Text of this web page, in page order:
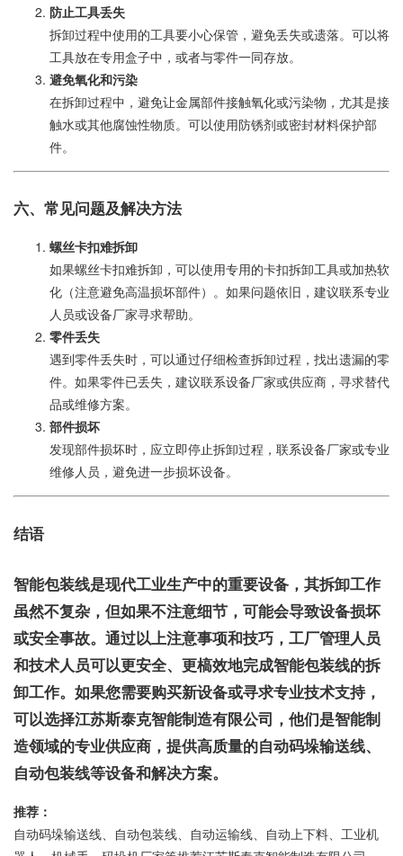
防止工具丢失
拆卸过程中使用的工具要小心保管，避免丢失或遗落。可以将
工具放在专用盒子中，或者与零件一同存放。
避免氧化和污染
在拆卸过程中，避免让金属部件接触氧化或污染物，尤其是接
触水或其他腐蚀性物质。可以使用防锈剂或密封材料保护部
件。
六、常见问题及解决方法
螺丝卡扣难拆卸
如果螺丝卡扣难拆卸，可以使用专用的卡扣拆卸工具或加热软
化（注意避免高温损坏部件）。如果问题依旧，建议联系专业
人员或设备厂家寻求帮助。
零件丢失
遇到零件丢失时，可以通过仔细检查拆卸过程，找出遗漏的零
件。如果零件已丢失，建议联系设备厂家或供应商，寻求替代
品或维修方案。
部件损坏
发现部件损坏时，应立即停止拆卸过程，联系设备厂家或专业
维修人员，避免进一步损坏设备。
结语
智能包装线是现代工业生产中的重要设备，其拆卸工作
虽然不复杂，但如果不注意细节，可能会导致设备损坏
或安全事故。通过以上注意事项和技巧，工厂管理人员
和技术人员可以更安全、更槁效地完成智能包装线的拆
卸工作。如果您需要购买新设备或寻求专业技术支持，
可以选择江苏斯泰克智能制造有限公司，他们是智能制
造领域的专业供应商，提供高质量的自动码垛输送线、
自动包装线等设备和解决方案。
推荐：
自动码垛输送线、自动包装线、自动运输线、自动上下料、工业机